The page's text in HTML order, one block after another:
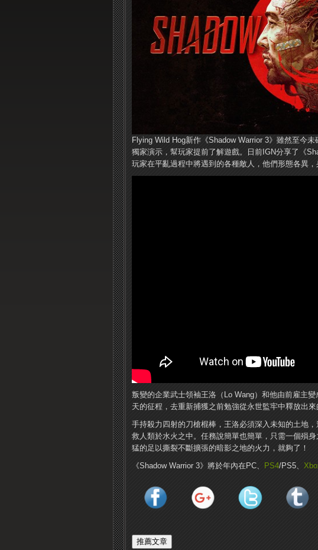
Flying Wild Hog新作《Shadow Warrior 3》雖然至今
獨家演示，幫玩家提前了解遊戲。日前IGN分享了《
玩家在平亂過程中將遇到的各種敵人，他們形態各異
叛變的企業武士領袖王洛（Lo Wang）和他由前雇主
天的征程，去重新捕獲之前勉強從永世監牢中釋放出來
手持殺力四射的刀槍棍棒，王洛必須深入未知的土地
救人類於水火之中。任務說簡單也簡單，只需一個殞
猛的足以撕裂不斷擴張的暗影之地的火力，就夠了！
《Shadow Warrior 3》將於年內在PC、
PS4/PS5、